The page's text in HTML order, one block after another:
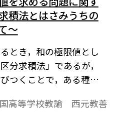
積法とはさみうちの
～
とき，和の極限値とし
分求積法」であるが，
つくことで，ある種の
限値は定積分でなければ
高等学校教諭 西元教善